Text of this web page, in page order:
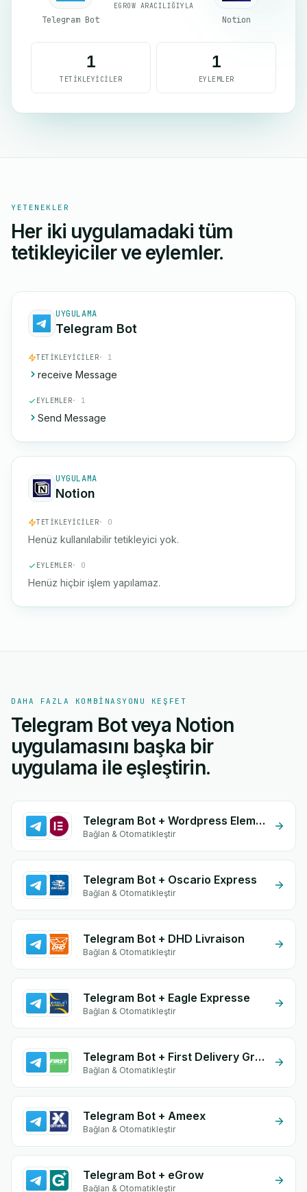
Telegram Bot
EGROW ARACILIĞIYLA
Notion
1
TETIKLEYICILER
1
EYLEMLER
YETENEKLER
Her iki uygulamadaki tüm
tetikleyiciler ve eylemler.
UYGULAMA
Telegram Bot
TETIKLEYICILER· 1
receive Message
EYLEMLER· 1
Send Message
UYGULAMA
Notion
TETIKLEYICILER· 0
Henüz kullanılabilir tetikleyici yok.
EYLEMLER· 0
Henüz hiçbir işlem yapılamaz.
DAHA FAZLA KOMBINASYONU KEŞFET
Telegram Bot veya Notion
uygulamasını başka bir
uygulama ile eşleştirin.
Telegram Bot + Wordpress Elementor
Bağlan & Otomatikleştir
Telegram Bot + Oscario Express
Bağlan & Otomatikleştir
Telegram Bot + DHD Livraison
Bağlan & Otomatikleştir
Telegram Bot + Eagle Expresse
Bağlan & Otomatikleştir
Telegram Bot + First Delivery Group
Bağlan & Otomatikleştir
Telegram Bot + Ameex
Bağlan & Otomatikleştir
Telegram Bot + eGrow
Bağlan & Otomatikleştir